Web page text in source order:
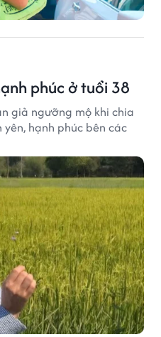
phúc ở tuổi 38
giả ngưỡng mộ khi chia
hạnh phúc bên các